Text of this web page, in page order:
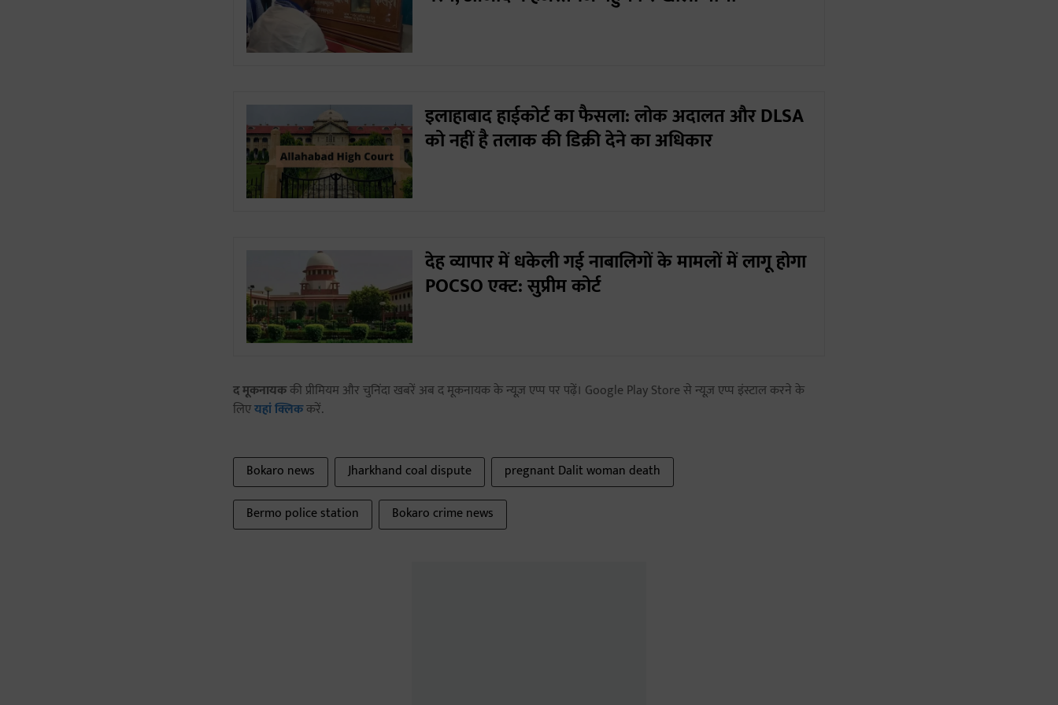
इलाहाबाद हाईकोर्ट का फैसला: लोक अदालत और DLSA
को नहीं है तलाक की डिक्री देने का अधिकार
देह व्यापार में धकेली गई नाबालिगों के मामलों में लागू होगा
POCSO एक्ट: सुप्रीम कोर्ट
द मूकनायककी प्रीमियम और चुनिंदा खबरें अब द मूकनायक के न्यूज़ एप्प पर पढ़ें। Google Play Store से न्यूज़ एप्प इंस्टाल करने के
लिएयहां क्लिककरें.
Bokaro news Jharkhand coal dispute
pregnant Dalit woman death
Bermo police station
Bokaro crime news